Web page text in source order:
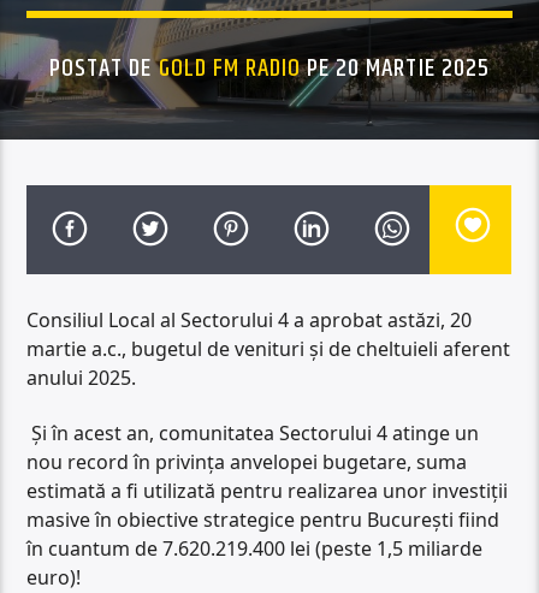
POSTAT DEGOLD FM RADIOPE 20 MARTIE 2025
Consiliul Local al Sectorului 4 a aprobat astăzi, 20
martie a.c., bugetul de venituri și de cheltuieli aferent
anului 2025.
Și în acest an, comunitatea Sectorului 4 atinge un
nou record în privința anvelopei bugetare, suma
estimată a fi utilizată pentru realizarea unor investiții
masive în obiective strategice pentru București fiind
în cuantum de 7.620.219.400 lei (peste 1,5 miliarde
euro)!